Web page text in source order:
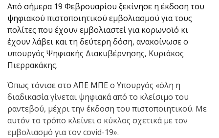
Από σήμερα 19 Φεβρουαρίου ξεκίνησε η έκδοση του
ψηφιακού πιστοποιητικού εμβολιασμού για τους
πολίτες που έχουν εμβολιαστεί για κορωνοϊό κι
έχουν λάβει και τη δεύτερη δόση, ανακοίνωσε ο
υπουργός Ψηφιακής Διακυβέρνησης, Κυριάκος
Πιερρακάκης.
Όπως τόνισε στο ΑΠΕ ΜΠΕ ο Υπουργός «όλη η
διαδικασία γίνεται ψηφιακά από το κλείσιμο του
ραντεβού, μέχρι την έκδοση του πιστοποιητικού. Με
αυτόν το τρόπο κλείνει ο κύκλος σχετικά με τον
εμβολιασμό για τον covid-19».